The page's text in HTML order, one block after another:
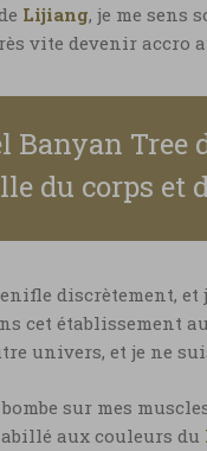
Lijiang, je me sens
vite devenir accro
Banyan
du corps et
discrètement,
cet établissement
univers, et je ne
sur mes
aux couleurs du